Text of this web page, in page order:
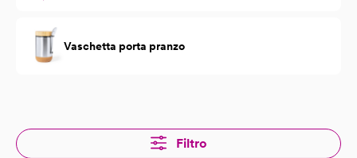
Vaschetta porta pranzo
Filtro